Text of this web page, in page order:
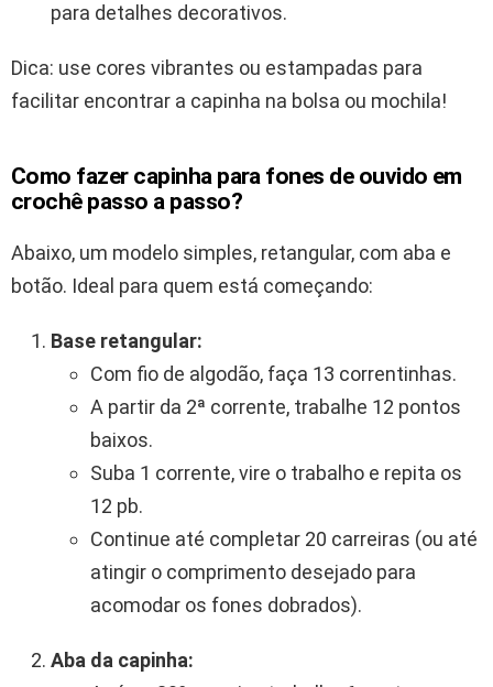
para detalhes decorativos.
Dica: use cores vibrantes ou estampadas para
facilitar encontrar a capinha na bolsa ou mochila!
Como fazer capinha para fones de ouvido em
crochê passo a passo?
Abaixo, um modelo simples, retangular, com aba e
botão. Ideal para quem está começando:
Base retangular:
Com fio de algodão, faça 13 correntinhas.
A partir da 2ª corrente, trabalhe 12 pontos
baixos.
Suba 1 corrente, vire o trabalho e repita os
12 pb.
Continue até completar 20 carreiras (ou até
atingir o comprimento desejado para
acomodar os fones dobrados).
Aba da capinha: